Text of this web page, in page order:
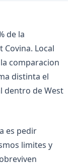
de la
Local
comparacion
distinta el
dentro de West
es pedir
limites y